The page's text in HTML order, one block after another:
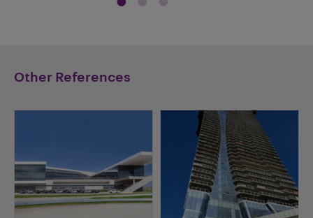
Other References